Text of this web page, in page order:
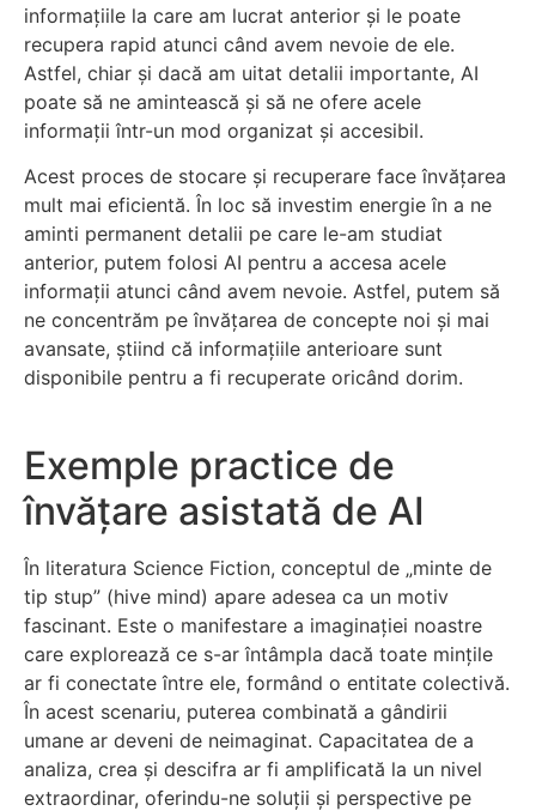
informațiile la care am lucrat anterior și le poate
recupera rapid atunci când avem nevoie de ele.
Astfel, chiar și dacă am uitat detalii importante, AI
poate să ne amintească și să ne ofere acele
informații într-un mod organizat și accesibil.
Acest proces de stocare și recuperare face învățarea
mult mai eficientă. În loc să investim energie în a ne
aminti permanent detalii pe care le-am studiat
anterior, putem folosi AI pentru a accesa acele
informații atunci când avem nevoie. Astfel, putem să
ne concentrăm pe învățarea de concepte noi și mai
avansate, știind că informațiile anterioare sunt
disponibile pentru a fi recuperate oricând dorim.
Exemple practice de
învățare asistată de AI
În literatura Science Fiction, conceptul de „minte de
tip stup” (hive mind) apare adesea ca un motiv
fascinant. Este o manifestare a imaginației noastre
care explorează ce s-ar întâmpla dacă toate mințile
ar fi conectate între ele, formând o entitate colectivă.
În acest scenariu, puterea combinată a gândirii
umane ar deveni de neimaginat. Capacitatea de a
analiza, crea și descifra ar fi amplificată la un nivel
extraordinar, oferindu-ne soluții și perspective pe